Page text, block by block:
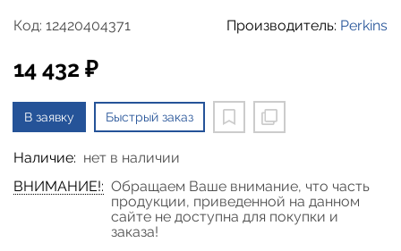
Код: 12420404371 Производитель: Perkins
14 432 ₽
В заявку Быстрый заказ
Наличие: нет в наличии
ВНИМАНИЕ!: Обращаем Ваше внимание, что часть
продукции, приведенной на данном
сайте не доступна для покупки и
заказа!